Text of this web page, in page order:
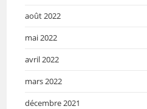
août 2022
mai 2022
avril 2022
mars 2022
décembre 2021